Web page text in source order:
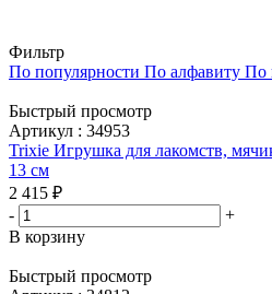
Фильтр
По популярности По алфавиту По
Быстрый просмотр
Артикул : 34953
Trixie Игрушка для лакомств,
13 см
2 415 ₽
-
+
В корзину
Быстрый просмотр